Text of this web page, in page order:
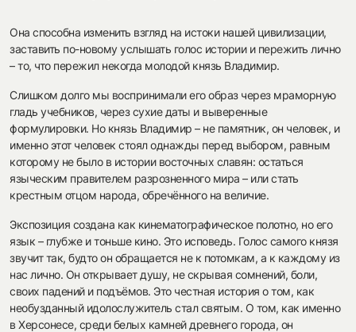
Она способна изменить взгляд на истоки нашей цивилизации,
заставить по-новому услышать голос истории и пережить лично
– то, что пережил некогда молодой князь Владимир.
Слишком долго мы воспринимали его образ через мраморную
гладь учебников, через сухие даты и выверенные
формулировки. Но князь Владимир – не памятник, он человек, и
именно этот человек стоял однажды перед выбором, равным
которому не было в истории восточных славян: остаться
языческим правителем разрозненного мира – или стать
крестным отцом народа, обречённого на величие.
Экспозиция создана как кинематографическое полотно, но его
язык – глубже и тоньше кино. Это исповедь. Голос самого князя
звучит так, будто он обращается не к потомкам, а к каждому из
нас лично. Он открывает душу, не скрывая сомнений, боли,
своих падений и подъёмов. Это честная история о том, как
необузданный идолослужитель стал святым. О том, как именно
в Херсонесе, среди белых камней древнего города, он